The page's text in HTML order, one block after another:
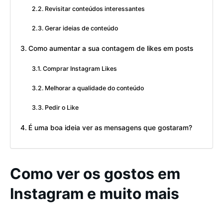
Revisitar conteúdos interessantes
Gerar ideias de conteúdo
Como aumentar a sua contagem de likes em posts
Comprar Instagram Likes
Melhorar a qualidade do conteúdo
Pedir o Like
É uma boa ideia ver as mensagens que gostaram?
Como ver os gostos em
Instagram e muito mais